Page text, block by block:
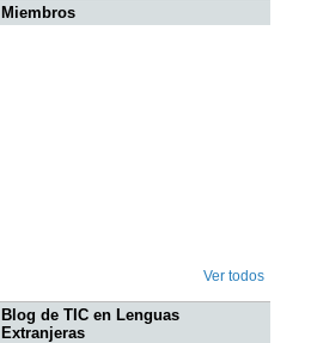
Miembros
Ver todos
Blog de TIC en Lenguas
Extranjeras